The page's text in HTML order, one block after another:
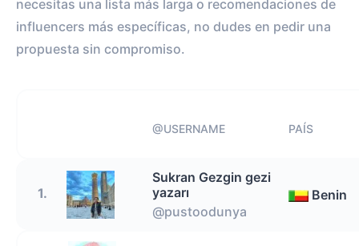
necesitas una lista más larga o recomendaciones de
influencers más específicas, no dudes en pedir una
propuesta sin compromiso.
@USERNAME PAÍS
1.
Sukran Gezgin gezi
yazarı
@pustoodunya
Benin